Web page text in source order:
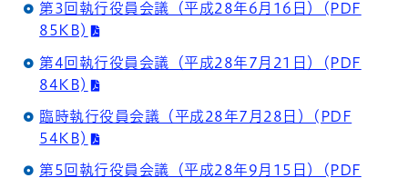
第3回執行役員会議（平成28年6月16日）(PDF
85KB)
第4回執行役員会議（平成28年7月21日）(PDF
84KB)
臨時執行役員会議（平成28年7月28日）(PDF
54KB)
第5回執行役員会議（平成28年9月15日）(PDF